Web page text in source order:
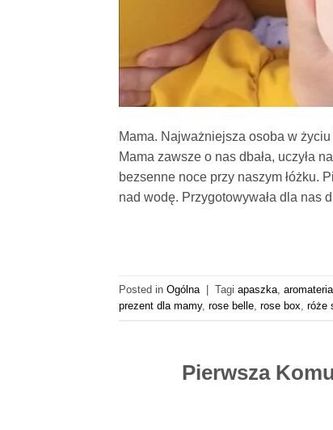
Mama. Najważniejsza osoba w
Mama zawsze o nas dbała, uczyła
bezsenne noce przy naszym łóżku.
nad wodę. Przygotowywała dla nas
Posted in Ogólna | Tagi apaszka
prezent dla mamy, rose belle rose box róże
Pierwsza